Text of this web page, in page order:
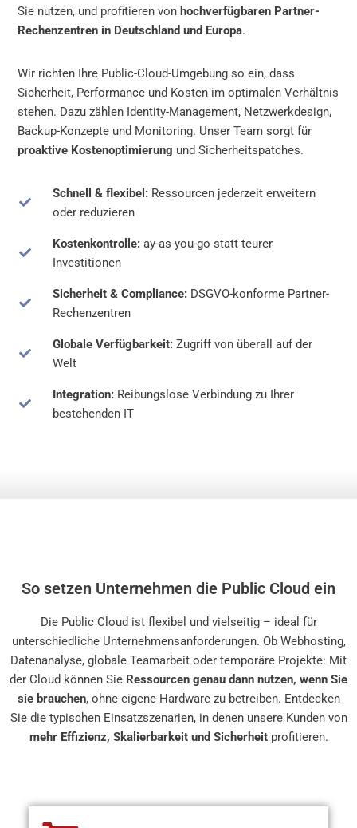
Sie nutzen, und profitieren von hochverfügbaren Partner-
Rechenzentren in Deutschland und Europa.
Wir richten Ihre Public-Cloud-Umgebung so ein, dass
Sicherheit, Performance und Kosten im optimalen Verhältnis
stehen. Dazu zählen Identity-Management, Netzwerkdesign,
Backup-Konzepte und Monitoring. Unser Team sorgt für
proaktive Kostenoptimierung und Sicherheitspatches.
Schnell & flexibel: Ressourcen jederzeit erweitern
oder reduzieren
Kostenkontrolle: ay-as-you-go statt teurer
Investitionen
Sicherheit & Compliance: DSGVO-konforme Partner-
Rechenzentren
Globale Verfügbarkeit: Zugriff von überall auf der
Welt
Integration: Reibungslose Verbindung zu Ihrer
bestehenden IT
So setzen Unternehmen die Public Cloud ein
Die Public Cloud ist flexibel und vielseitig – ideal für
unterschiedliche Unternehmensanforderungen. Ob Webhosting,
Datenanalyse, globale Teamarbeit oder temporäre Projekte: Mit
der Cloud können Sie Ressourcen genau dann nutzen, wenn Sie
sie brauchen, ohne eigene Hardware zu betreiben. Entdecken
Sie die typischen Einsatzszenarien, in denen unsere Kunden von
mehr Effizienz, Skalierbarkeit und Sicherheitprofitieren.